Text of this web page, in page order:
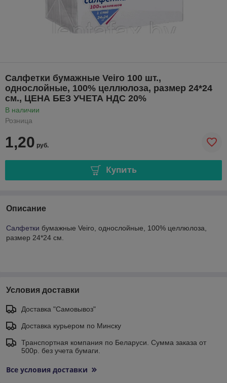
Салфетки бумажные Veiro 100 шт.,
однослойные, 100% целлюлоза, размер 24*24
см., ЦЕНА БЕЗ УЧЕТА НДС 20%
В наличии
Розница
1,20 руб.
Купить
Описание
Салфетки бумажные Veiro, однослойные, 100% целлюлоза,
размер 24*24 см.
Условия доставки
Доставка "Самовывоз"
Доставка курьером по Минску
Транспортная компания по Беларуси. Сумма заказа от
500р. без учета бумаги.
Все условия доставки